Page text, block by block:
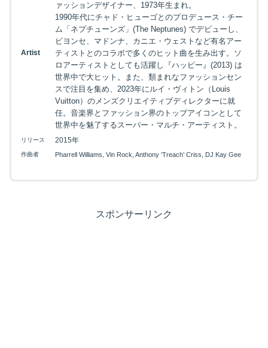
Artist
ァッションデザイナー、1973年生まれ。
1990年代にチャド・ヒューゴとのプロデュース・チー
ム「ネプチューンズ」(The Neptunes) でデビューし、
ビヨンセ、マドンナ、カニエ・ウェストなど有名アー
ティストとのコラボで多くのヒット曲を生み出す。ソ
ロアーティストとしても活躍し『ハッピー』(2013) は
世界中で大ヒット。また、類まれなファッションセン
スで注目を集め、2023年にルイ・ヴィトン（Louis
Vuitton）のメンズクリエイティブディレクターに就
任。音楽界とファッション界のトップアイコンとして
世界中を魅了するスーパー・マルチ・アーティスト。
リリース 2015年
作曲者 Pharrell Williams, Vin Rock, Anthony ‘Treach’ Criss, DJ Kay Gee
スポンサーリンク